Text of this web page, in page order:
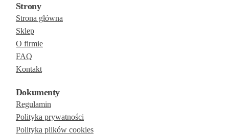
Strony
Strona główna
Sklep
O firmie
FAQ
Kontakt
Dokumenty
Regulamin
Polityka prywatności
Polityka plików cookies